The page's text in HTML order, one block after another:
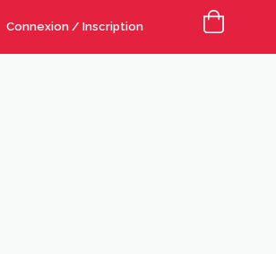
Connexion / Inscription